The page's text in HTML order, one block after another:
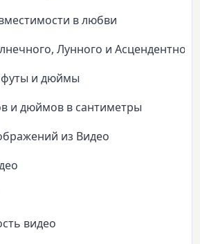
в любви
Лунного и Асцендентного
футы и дюймы
и дюймов в сантиметры
из Видео
видео